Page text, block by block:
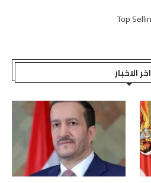
اخر الاخبار